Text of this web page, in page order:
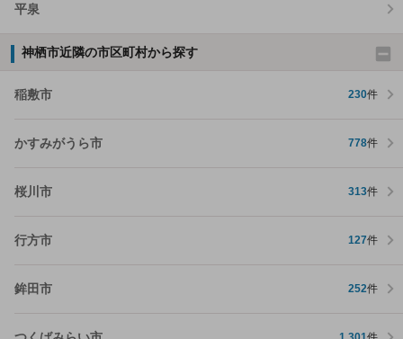
平泉
神栖市近隣の市区町村から探す
稲敷市 230件
かすみがうら市 778件
桜川市 313件
行方市 127件
鉾田市 252件